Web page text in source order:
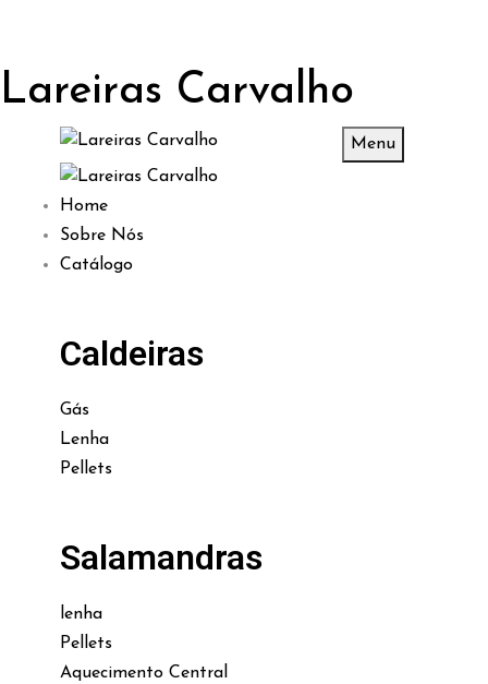
Lareiras Carvalho
Menu
Home
Sobre Nós
Catálogo
Caldeiras
Gás
Lenha
Pellets
Salamandras
lenha
Pellets
Aquecimento Central